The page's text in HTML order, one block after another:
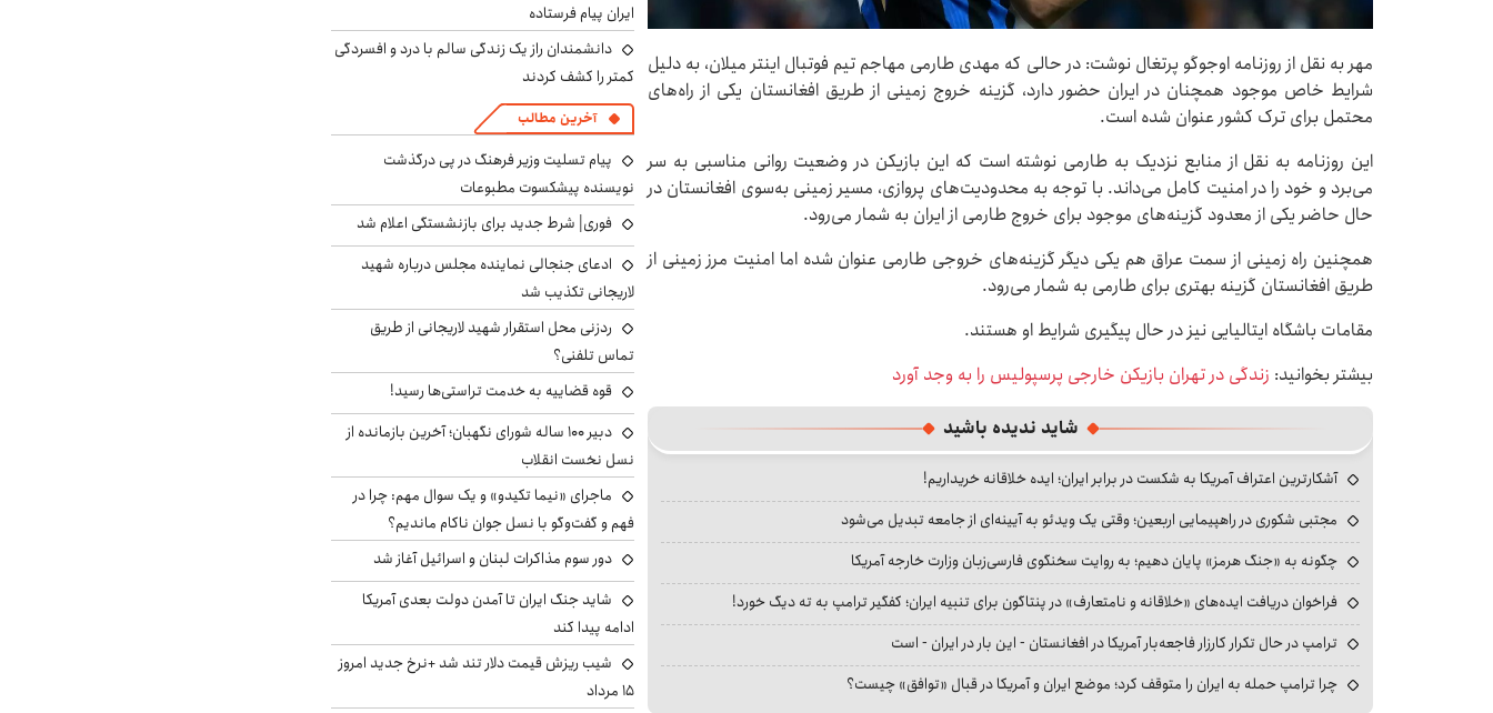
مهر به نقل از روزنامه اوجوگو پرتغال نوشت: در حالی که مهدی طارمی مهاجم تیم فوتبال اینتر میلان، به دلیل
شرایط خاص موجود همچنان در ایران حضور دارد، گزینه خروج زمینی از طریق افغانستان یکی از راه‌های
محتمل برای ترک کشور عنوان شده است.
این روزنامه به نقل از منابع نزدیک به طارمی نوشته است که این بازیکن در وضعیت روانی مناسبی به سر
می‌برد و خود را در امنیت کامل می‌داند. با توجه به محدودیت‌های پروازی، مسیر زمینی به‌سوی افغانستان در
حال حاضر یکی از معدود گزینه‌های موجود برای خروج طارمی از ایران به شمار می‌رود.
همچنین راه زمینی از سمت عراق هم یکی دیگر گزینه‌های خروجی طارمی عنوان شده اما امنیت مرز زمینی از
طریق افغانستان گزینه بهتری برای طارمی به شمار می‌رود.
مقامات باشگاه ایتالیایی نیز در حال پیگیری شرایط او هستند.
بیشتر بخوانید: زندگی در تهران بازیکن خارجی پرسپولیس را به وجد آورد
شاید ندیده باشید
آشکارترین اعتراف آمریکا به شکست در برابر ایران؛ ایده خلاقانه خریداریم!
مجتبی شکوری در راهپیمایی اربعین؛ وقتی یک ویدئو به آیینه‌ای از جامعه تبدیل می‌شود
چگونه به «جنگ هرمز» پایان دهیم؛ به روایت سخنگوی فارسی‌زبان وزارت خارجه آمریکا
فراخوان دریافت ایده‌های «خلاقانه و نامتعارف» در پنتاگون برای تنبیه ایران؛ کفگیر ترامپ به ته دیگ خورد!
ترامپ در حال تکرار کارزار فاجعه‌بار آمریکا در افغانستان - این بار در ایران - است
چرا ترامپ حمله به ایران را متوقف کرد؛ موضع ایران و آمریکا در قبال «توافق» چیست؟
ایران پیام فرستاده
دانشمندان راز یک زندگی سالم با درد و افسردگی
کمتر را کشف کردند
آخرین مطالب
پیام تسلیت وزیر فرهنگ در پی درگذشت
نویسنده پیشکسوت مطبوعات
فوری| شرط جدید برای بازنشستگی اعلام شد
ادعای جنجالی نماینده مجلس درباره شهید
لاریجانی تکذیب شد
ردزنی محل استقرار شهید لاریجانی از طریق
تماس تلفنی؟
قوه قضاییه به خدمت تراستی‌ها رسید!
دبیر ۱۰۰ ساله شورای نگهبان؛ آخرین بازمانده از
نسل نخست انقلاب
ماجرای «نیما تکیدو» و یک سوال مهم: چرا در
فهم و گفت‌وگو با نسل جوان ناکام ماندیم؟
دور سوم مذاکرات لبنان و اسرائیل آغاز شد
شاید جنگ ایران تا آمدن دولت بعدی آمریکا
ادامه پیدا کند
شیب ریزش قیمت دلار تند شد +نرخ جدید امروز
۱۵ مرداد